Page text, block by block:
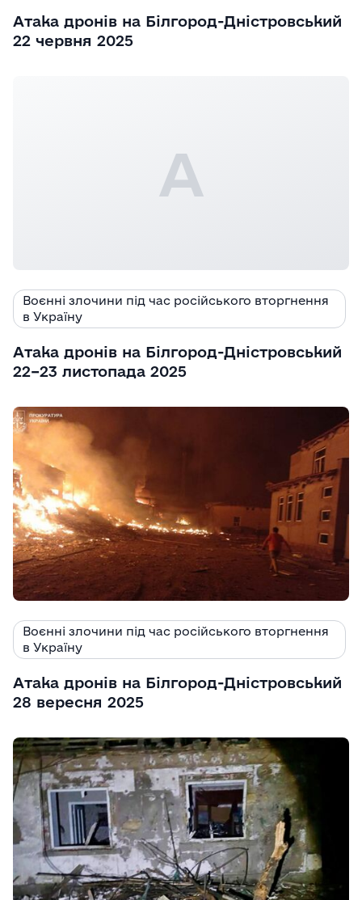
Атака дронів на Білгород-Дністровський
22 червня 2025
А
Воєнні злочини під час російського вторгнення
в Україну
Атака дронів на Білгород-Дністровський
22–23 листопада 2025
Воєнні злочини під час російського вторгнення
в Україну
Атака дронів на Білгород-Дністровський
28 вересня 2025